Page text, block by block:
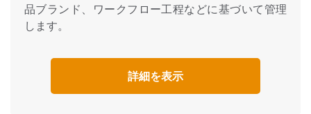
品ブランド、ワークフロー工程などに基づいて管理
します。
詳細を表示